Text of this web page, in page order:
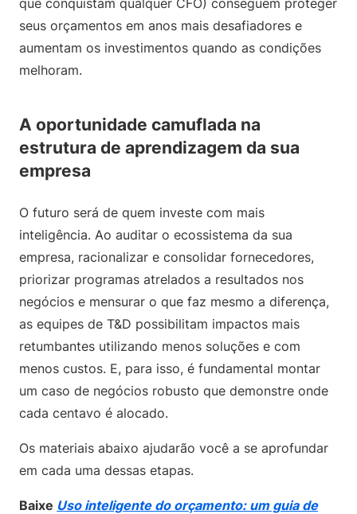
que conquistam qualquer CFO) conseguem proteger
seus orçamentos em anos mais desafiadores e
aumentam os investimentos quando as condições
melhoram.
A oportunidade camuflada na
estrutura de aprendizagem da sua
empresa
O futuro será de quem investe com mais
inteligência. Ao auditar o ecossistema da sua
empresa, racionalizar e consolidar fornecedores,
priorizar programas atrelados a resultados nos
negócios e mensurar o que faz mesmo a diferença,
as equipes de T&D possibilitam impactos mais
retumbantes utilizando menos soluções e com
menos custos. E, para isso, é fundamental montar
um caso de negócios robusto que demonstre onde
cada centavo é alocado.
Os materiais abaixo ajudarão você a se aprofundar
em cada uma dessas etapas.
Baixe Uso inteligente do orçamento: um guia de